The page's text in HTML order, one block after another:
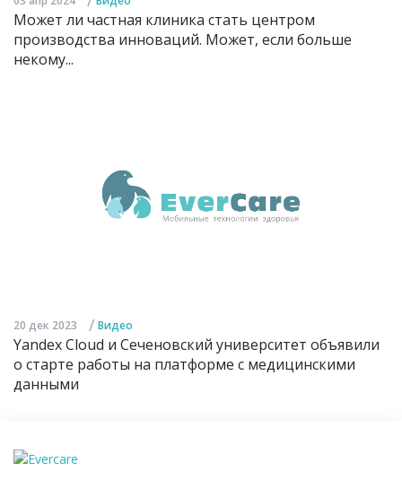
Может ли частная клиника стать центром
производства инноваций. Может, если больше
некому...
20 дек 2023 / Видео
Yandex Cloud и Сеченовский университет объявили
о старте работы на платформе с медицинскими
данными